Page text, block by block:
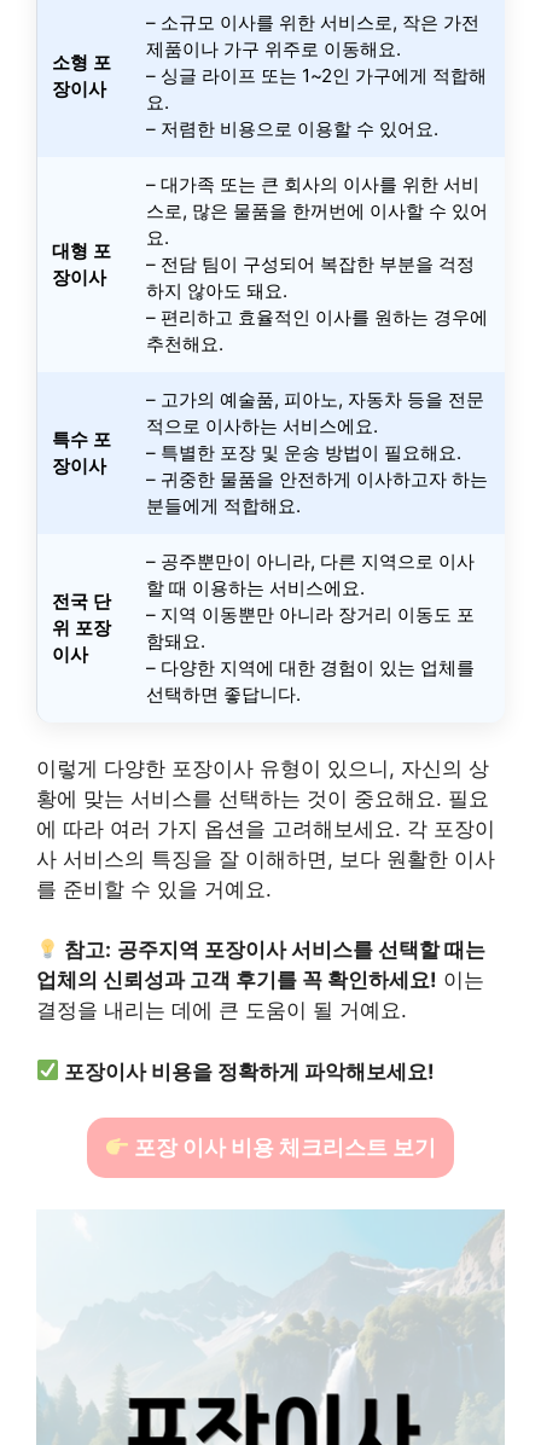
소형 포
장이사
– 소규모 이사를 위한 서비스로, 작은 가전
제품이나 가구 위주로 이동해요.
– 싱글 라이프 또는 1~2인 가구에게 적합해
요.
– 저렴한 비용으로 이용할 수 있어요.
대형 포
장이사
– 대가족 또는 큰 회사의 이사를 위한 서비
스로, 많은 물품을 한꺼번에 이사할 수 있어
요.
– 전담 팀이 구성되어 복잡한 부분을 걱정
하지 않아도 돼요.
– 편리하고 효율적인 이사를 원하는 경우에
추천해요.
특수 포
장이사
– 고가의 예술품, 피아노, 자동차 등을 전문
적으로 이사하는 서비스에요.
– 특별한 포장 및 운송 방법이 필요해요.
– 귀중한 물품을 안전하게 이사하고자 하는
분들에게 적합해요.
전국 단
위 포장
이사
– 공주뿐만이 아니라, 다른 지역으로 이사
할 때 이용하는 서비스에요.
– 지역 이동뿐만 아니라 장거리 이동도 포
함돼요.
– 다양한 지역에 대한 경험이 있는 업체를
선택하면 좋답니다.
이렇게 다양한 포장이사 유형이 있으니, 자신의 상
황에 맞는 서비스를 선택하는 것이 중요해요. 필요
에 따라 여러 가지 옵션을 고려해보세요. 각 포장이
사 서비스의 특징을 잘 이해하면, 보다 원활한 이사
를 준비할 수 있을 거예요.
참고: 공주지역 포장이사 서비스를 선택할 때는
업체의 신뢰성과 고객 후기를 꼭 확인하세요! 이는
결정을 내리는 데에 큰 도움이 될 거예요.
포장이사 비용을 정확하게 파악해보세요!
포장 이사 비용 체크리스트 보기